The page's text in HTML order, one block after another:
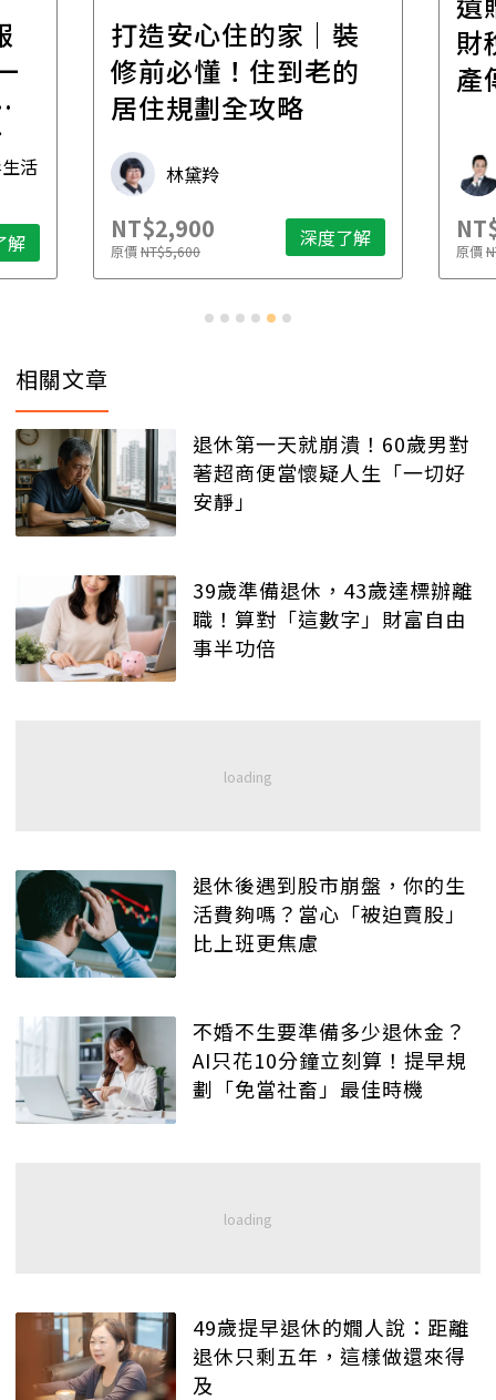
活
解
打造安心住的家｜裝
修前必懂！住到老的
居住規劃全攻略
林黛羚
NT$2,900
原價NT$5,600 深度了解
財
產
原價
相關文章
退休第一天就崩潰！60歲男對
著超商便當懷疑人生「一切好
安靜」
39歲準備退休，43歲達標辦離
職！算對「這數字」財富自由
事半功倍
退休後遇到股市崩盤，你的生
活費夠嗎？當心「被迫賣股」
比上班更焦慮
不婚不生要準備多少退休金？
AI只花10分鐘立刻算！提早規
劃「免當社畜」最佳時機
49歲提早退休的嫺人說：距離
退休只剩五年，這樣做還來得
及